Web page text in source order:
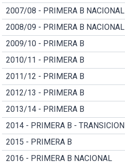
2007/08 - PRIMERA B NACIONAL
2008/09 - PRIMERA B NACIONAL
2009/10 - PRIMERA B
2010/11 - PRIMERA B
2011/12 - PRIMERA B
2012/13 - PRIMERA B
2013/14 - PRIMERA B
2014 - PRIMERA B - TRANSICION
2015 - PRIMERA B
2016 - PRIMERA B NACIONAL